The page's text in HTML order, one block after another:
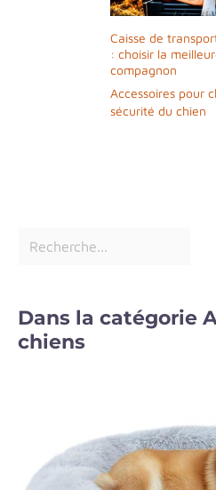
Caisse de
: choisir la
compagnon
Accessoires pour
sécurité du chien
Dans la catégorie
chiens